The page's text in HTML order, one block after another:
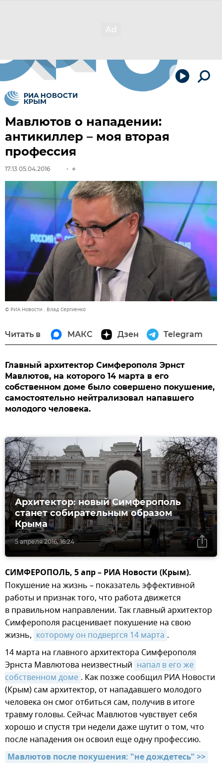
Мавлютов о нападении:
антикиллер – моя вторая
профессия
17:13 05.04.2016
© РИА Новости . Влад Сергиенко
Читать в МАКС Дзен Telegram
Главный архитектор Симферополя Эрнст
Мавлютов, на которого 14 марта в его
собственном доме было совершено покушение,
самостоятельно нейтрализовал напавшего
молодого человека.
5 апреля 2016, 16:24
Архитектор: новый Симферополь
станет собирательным образом
Крыма
СИМФЕРОПОЛЬ, 5 апр – РИА Новости (Крым).
Покушение на жизнь – показатель эффективной
работы и признак того, что работа движется
в правильном направлении. Так главный архитектор
Симферополя расценивает покушение на свою
жизнь, которому он подвергся 14 марта .
14 марта на главного архитектора Симферополя
Эрнста Мавлютова неизвестный напал в его же
собственном доме . Как позже сообщил РИА Новости
(Крым) сам архитектор, от нападавшего молодого
человека он смог отбиться сам, получив в итоге
травму головы. Сейчас Мавлютов чувствует себя
хорошо и спустя три недели даже шутит о том, что
после нападения он освоил еще одну профессию.
Мавлютов после покушения: "не дождетесь" >>